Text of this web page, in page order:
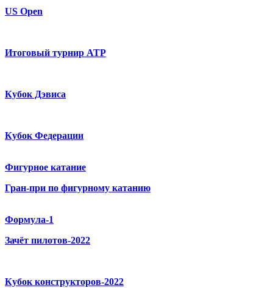
US Open
Итоговый турнир ATP
Кубок Дэвиса
Кубок Федерации
Фигурное катание
Гран-при по фигурному катанию
Формула-1
Зачёт пилотов-2022
Кубок конструкторов-2022